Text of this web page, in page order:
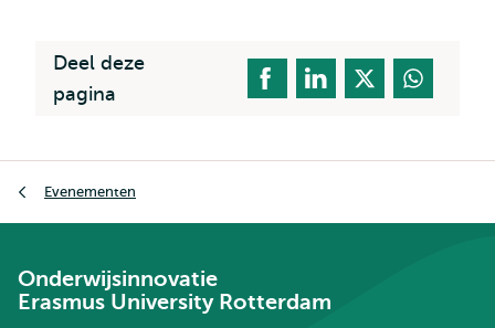
Deel deze
pagina
Evenementen
Onderwijsinnovatie
Erasmus University Rotterdam